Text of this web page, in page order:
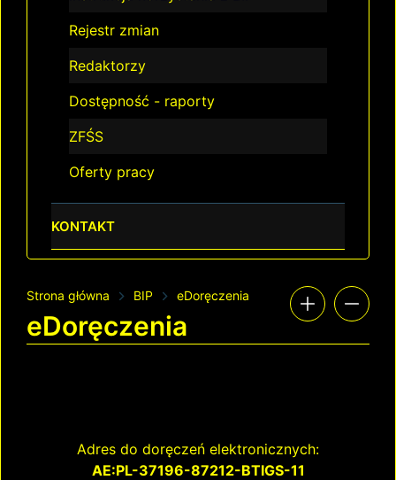
Rejestr zmian
Redaktorzy
Dostępność - raporty
ZFŚS
Oferty pracy
KONTAKT
Strona główna BIP eDoręczenia
eDoręczenia
Adres do doręczeń elektronicznych:
AE:PL-37196-87212-BTIGS-11